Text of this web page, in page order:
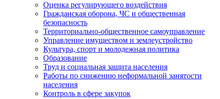
Оценка регулирующего воздействия
Гражданская оборона, ЧС и общественная
безопасность
Территориально-общественное самоуправление
Управление имуществом и землеустройство
Культура, спорт и молодежная политика
Образование
Труд и социальная защита населения
Работы по снижению неформальной занятости
населения
Контроль в сфере закупок